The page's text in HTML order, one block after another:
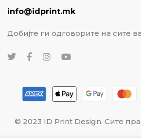
info@idprint.mk
Добијте ги одговорите на сите
© 2023 ID Print Design. Сите